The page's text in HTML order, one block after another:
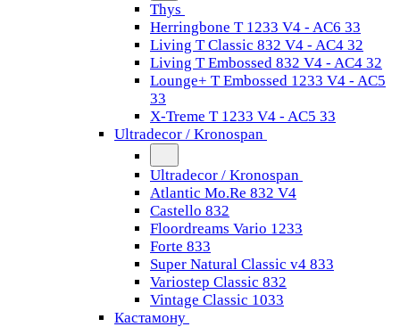
Thys
Herringbone T 1233 V4 - AC6 33
Living T Classic 832 V4 - AC4 32
Living T Embossed 832 V4 - AC4 32
Lounge+ T Embossed 1233 V4 - AC5
33
X-Treme T 1233 V4 - AC5 33
Ultradecor / Kronospan
Ultradecor / Kronospan
Atlantic Mo.Re 832 V4
Castello 832
Floordreams Vario 1233
Forte 833
Super Natural Classic v4 833
Variostep Classic 832
Vintage Classic 1033
Кастамону